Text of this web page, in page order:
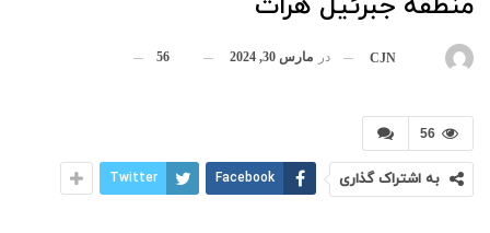
CJN در مارس 30, 2024 56
56
به اشتراک گذاری Facebook
Twitter